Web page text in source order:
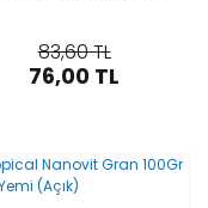
83,60 TL
76,00 TL